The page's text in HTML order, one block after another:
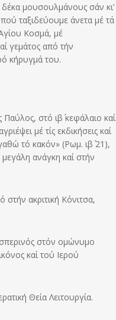
μουσουλμάνους σάν κι’
ταξιδεύουμε άνετα μέ τά
Κοσμά, μέ
γεμάτος από τήν
κήρυγμά του.
στό ιβ΄ κεφάλαιο καί
μέ τίς εκδικήσεις καί
τό κακόν» (Ρωμ. ιβ΄ 21),
ανάγκη καί στήν
ακριτική Κόνιτσα,
στόν ομώνυμο
καί τού Ιερού
Θεία Λειτουργία.